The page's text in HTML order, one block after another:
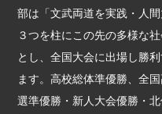
部は「文武両道を実践・人
３つを柱にこの先の多様な
とし、全国大会に出場し勝
ます。高校総体準優勝、全
選準優勝・新人大会優勝・